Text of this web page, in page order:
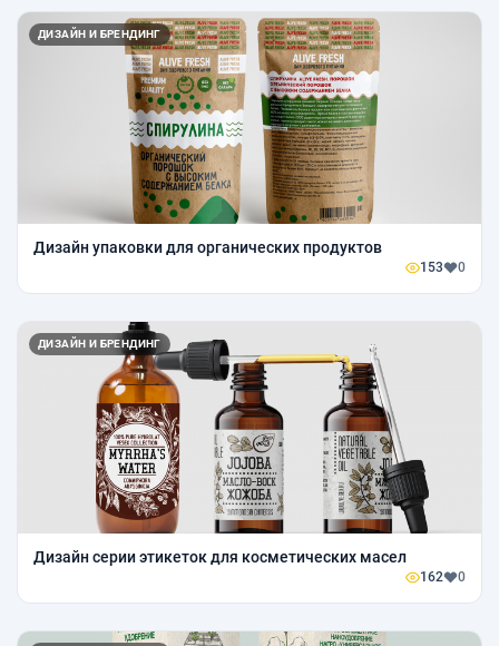
ДИЗАЙН И БРЕНДИНГ
Дизайн упаковки для органических продуктов
153 0
ДИЗАЙН И БРЕНДИНГ
Дизайн серии этикеток для косметических масел
162 0